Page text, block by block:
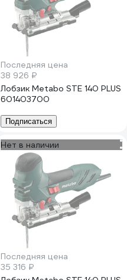
Последняя цена
38 926 ₽
Лобзик Metabo STE 140 PLUS
601403700
Подписаться
Нет в наличии
Последняя цена
35 316 ₽